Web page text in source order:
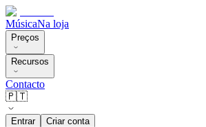
MúsicaNa loja
Preços
Recursos
Contacto
🇵🇹
Entrar Criar conta